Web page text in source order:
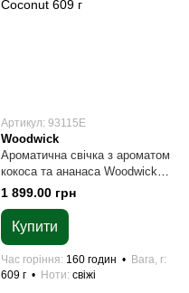
Артикул: 93115E
Woodwick
Ароматична свічка з ароматом
кокоса та ананаса Woodwick
Large Island Coconut 609 г
1 899.00 грн
Купити
Час горіння 160 годин
Вага, г
609 г
Ноти свіжі